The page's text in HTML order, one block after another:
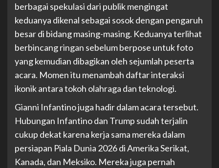
berbagai spekulasi dari publik mengingat
keduanya dikenal sebagai sosok dengan pengaruh
besar di bidang masing-masing. Keduanya terlihat
berbincang ringan sebelum berpose untuk foto
yang kemudian dibagikan oleh sejumlah peserta
acara. Momen itu menambah daftar interaksi
ikonik antara tokoh olahraga dan teknologi.
Gianni Infantino juga hadir dalam acara tersebut.
Hubungan Infantino dan Trump sudah terjalin
cukup dekat karena kerja sama mereka dalam
persiapan Piala Dunia 2026 di Amerika Serikat,
Kanada, dan Meksiko. Mereka juga pernah